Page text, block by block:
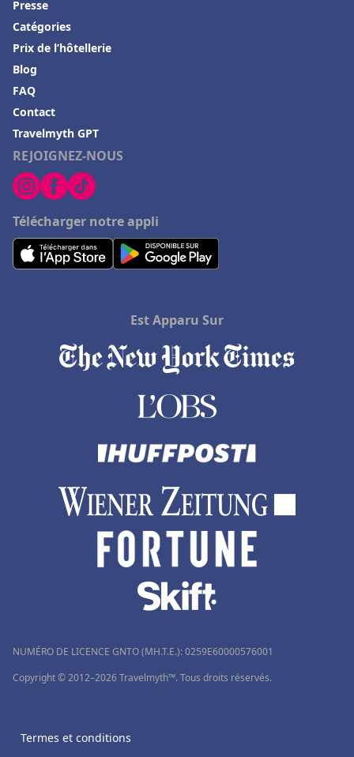
REJOIGNEZ-NOUS
Télécharger notre appli
Presse
Catégories
Prix de l’hôtellerie
Blog
FAQ
Contact
Travelmyth GPT
Est Apparu Sur
NUMÉRO DE LICENCE GNTO (MH.T.E.): 0259Ε60000576001
Copyright © 2012–2026 Travelmyth™. Tous droits réservés.
Termes et conditions